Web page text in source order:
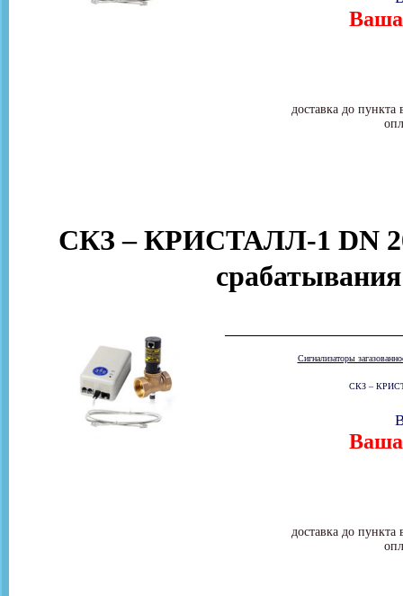
Ваша
доставка до
СКЗ – КРИСТАЛЛ-1 DN
Сигнализаторы
СКЗ –
Ваша
доставка до